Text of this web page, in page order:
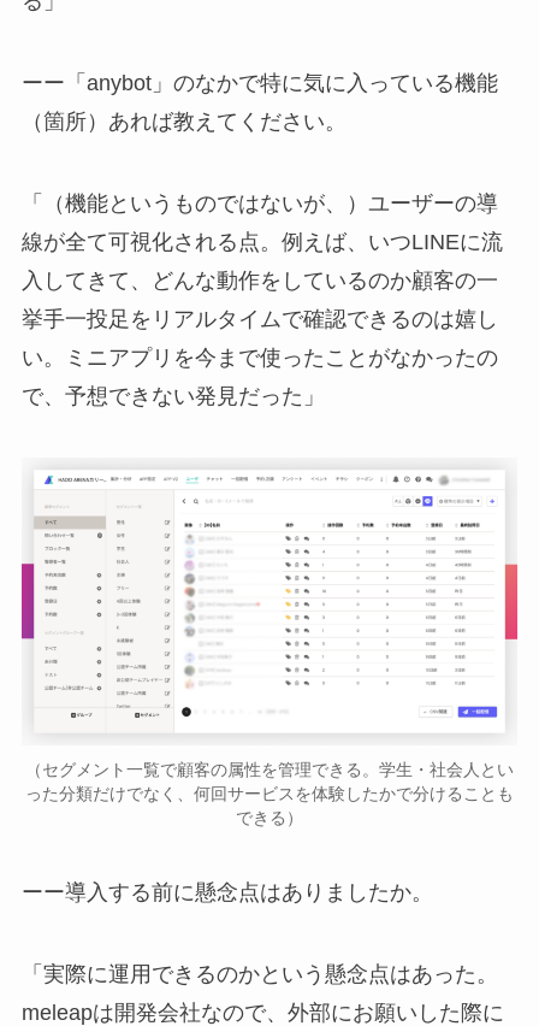
ーー「anybot」のなかで特に気に入っている機能
（箇所）あれば教えてください。
「（機能というものではないが、）ユーザーの導
線が全て可視化される点。例えば、いつLINEに流
入してきて、どんな動作をしているのか顧客の一
挙手一投足をリアルタイムで確認できるのは嬉し
い。ミニアプリを今まで使ったことがなかったの
で、予想できない発見だった」
（セグメント一覧で顧客の属性を管理できる。学生・社会人とい
った分類だけでなく、何回サービスを体験したかで分けることも
できる）
ーー導入する前に懸念点はありましたか。
「実際に運用できるのかという懸念点はあった。
meleapは開発会社なので、外部にお願いした際に